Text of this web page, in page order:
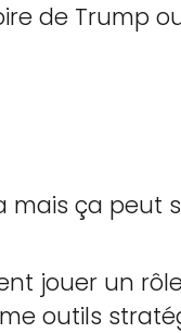
de Trump
mais ça peut
jouer un
outils